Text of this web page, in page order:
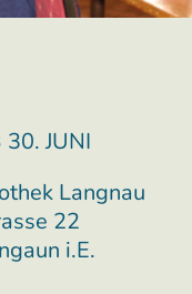
JUNI
Langnau
22
i.E.